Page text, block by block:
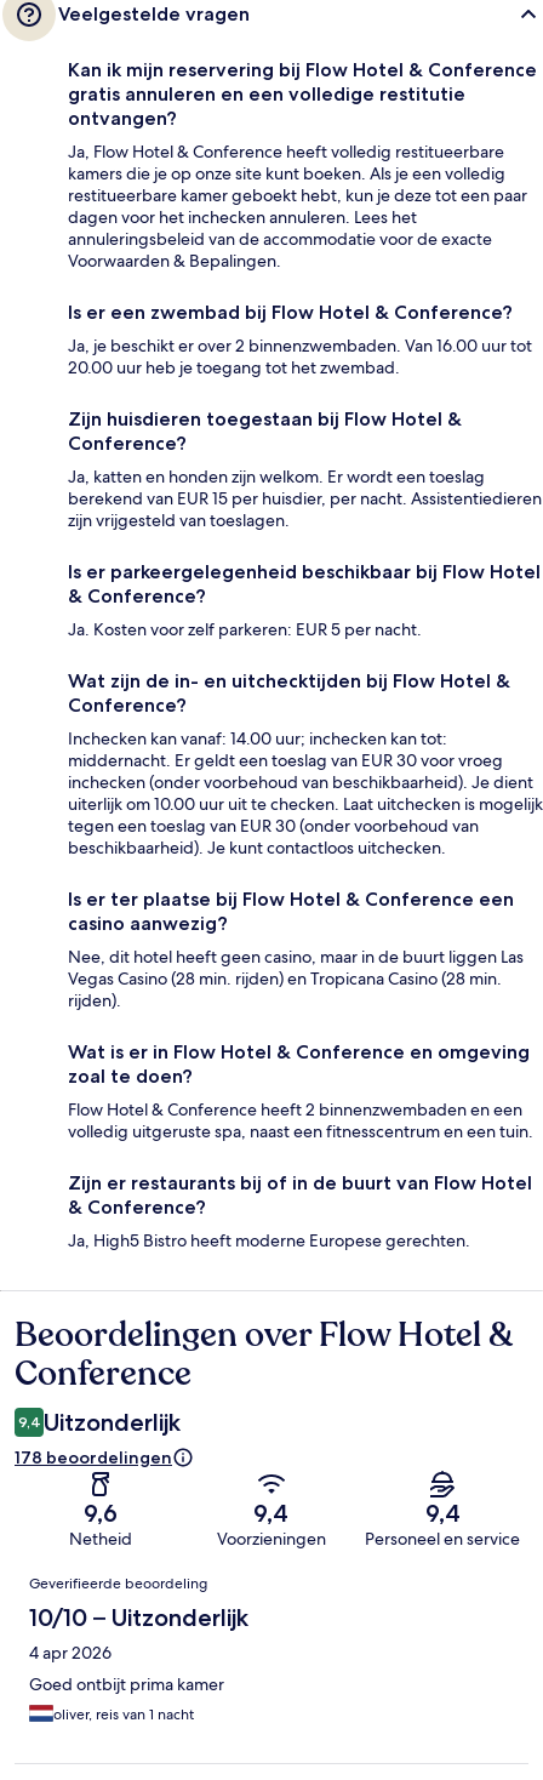
Veelgestelde vragen
Kan ik mijn reservering bij Flow Hotel & Conference
gratis annuleren en een volledige restitutie
ontvangen?
Ja, Flow Hotel & Conference heeft volledig restitueerbare
kamers die je op onze site kunt boeken. Als je een volledig
restitueerbare kamer geboekt hebt, kun je deze tot een paar
dagen voor het inchecken annuleren. Lees het
annuleringsbeleid van de accommodatie voor de exacte
Voorwaarden & Bepalingen.
Is er een zwembad bij Flow Hotel & Conference?
Ja, je beschikt er over 2 binnenzwembaden. Van 16.00 uur tot
20.00 uur heb je toegang tot het zwembad.
Zijn huisdieren toegestaan bij Flow Hotel &
Conference?
Ja, katten en honden zijn welkom. Er wordt een toeslag
berekend van EUR 15 per huisdier, per nacht. Assistentiedieren
zijn vrijgesteld van toeslagen.
Is er parkeergelegenheid beschikbaar bij Flow Hotel
& Conference?
Ja. Kosten voor zelf parkeren: EUR 5 per nacht.
Wat zijn de in- en uitchecktijden bij Flow Hotel &
Conference?
Inchecken kan vanaf: 14.00 uur; inchecken kan tot:
middernacht. Er geldt een toeslag van EUR 30 voor vroeg
inchecken (onder voorbehoud van beschikbaarheid). Je dient
uiterlijk om 10.00 uur uit te checken. Laat uitchecken is mogelijk
tegen een toeslag van EUR 30 (onder voorbehoud van
beschikbaarheid). Je kunt contactloos uitchecken.
Is er ter plaatse bij Flow Hotel & Conference een
casino aanwezig?
Nee, dit hotel heeft geen casino, maar in de buurt liggen Las
Vegas Casino (28 min. rijden) en Tropicana Casino (28 min.
rijden).
Wat is er in Flow Hotel & Conference en omgeving
zoal te doen?
Flow Hotel & Conference heeft 2 binnenzwembaden en een
volledig uitgeruste spa, naast een fitnesscentrum en een tuin.
Zijn er restaurants bij of in de buurt van Flow Hotel
& Conference?
Ja, High5 Bistro heeft moderne Europese gerechten.
Beoordelingen
Beoordelingen over Flow Hotel &
Conference
9,4 Uitzonderlijk
178 beoordelingen
9,6
Netheid
9,4
Voorzieningen
9,4
Personeel en service
Beoordelingen
Geverifieerde beoordeling
10/10 – Uitzonderlijk
4 apr 2026
Goed ontbijt prima kamer
oliver, reis van 1 nacht